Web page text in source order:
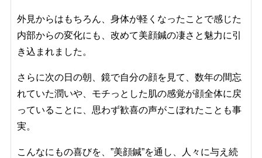
外見からはもちろん、身体が軽くなったことで感じた
内部からの変化にも、改めて美顔鍼の凄さと魅力に引
き込まれました。
さらに次の日の朝、鏡で自分の顔を見て、数年の間忘
れていた潤いや、モチっとした肌の感覚が顔全体に戻
っていることに、思わず歓喜の声がこぼれたことも事
実。
こんなにもの喜びを、”美顔鍼”を通し、人々に与え続